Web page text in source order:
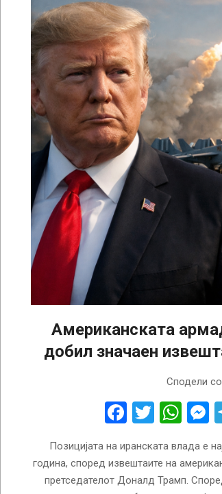
Американската
добил значаен
Сподели со
Facebook
Twitter
Позицијата на иранската влада е
година, според извештаите на
претседателот Доналд Трамп.